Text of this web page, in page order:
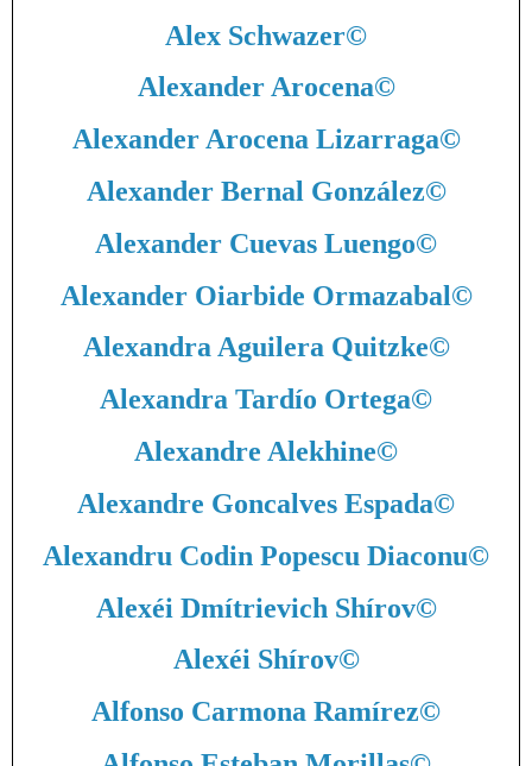
Alex Schwazer©
Alexander Arocena©
Alexander Arocena Lizarraga©
Alexander Bernal González©
Alexander Cuevas Luengo©
Alexander Oiarbide Ormazabal©
Alexandra Aguilera Quitzke©
Alexandra Tardío Ortega©
Alexandre Alekhine©
Alexandre Goncalves Espada©
Alexandru Codin Popescu Diaconu©
Alexéi Dmítrievich Shírov©
Alexéi Shírov©
Alfonso Carmona Ramírez©